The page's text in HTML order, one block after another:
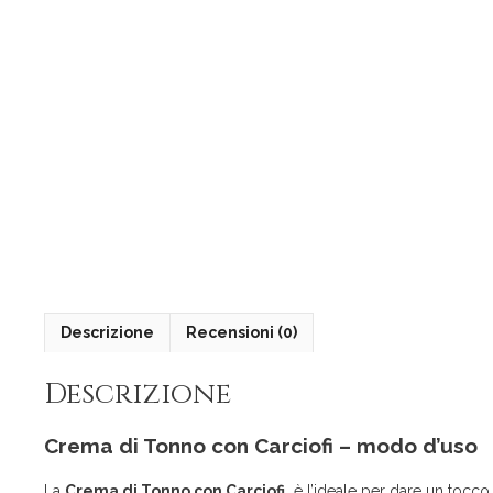
Descrizione Recensioni (0)
Descrizione
Crema di Tonno con Carciofi – modo d’uso